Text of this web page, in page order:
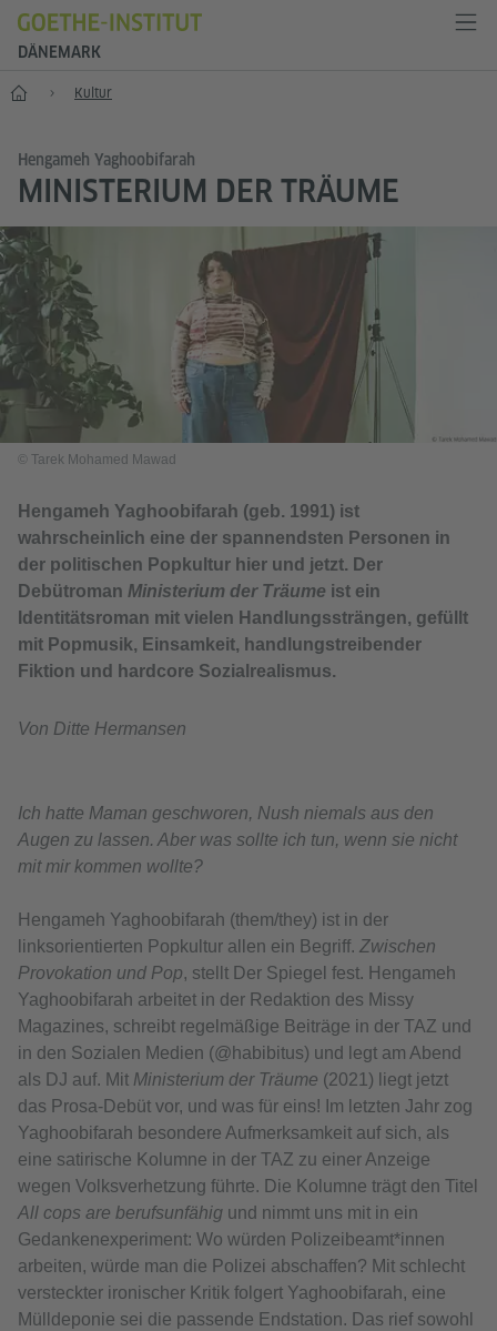
DÄNEMARK
Start Kultur
Hengameh Yaghoobifarah
MINISTERIUM DER TRÄUME
© Tarek Mohamed Mawad
Hengameh Yaghoobifarah (geb. 1991) ist
wahrscheinlich eine der spannendsten Personen in
der politischen Popkultur hier und jetzt. Der
Debütroman Ministerium der Träume ist ein
Identitätsroman mit vielen Handlungssträngen, gefüllt
mit Popmusik, Einsamkeit, handlungstreibender
Fiktion und hardcore Sozialrealismus.
Von Ditte Hermansen
Ich hatte Maman geschworen, Nush niemals aus den
Augen zu lassen. Aber was sollte ich tun, wenn sie nicht
mit mir kommen wollte?
Hengameh Yaghoobifarah (them/they) ist in der
linksorientierten Popkultur allen ein Begriff. Zwischen
Provokation und Pop, stellt Der Spiegel fest. Hengameh
Yaghoobifarah arbeitet in der Redaktion des Missy
Magazines, schreibt regelmäßige Beiträge in der TAZ und
in den Sozialen Medien (@habibitus) und legt am Abend
als DJ auf. Mit Ministerium der Träume (2021) liegt jetzt
das Prosa-Debüt vor, und was für eins! Im letzten Jahr zog
Yaghoobifarah besondere Aufmerksamkeit auf sich, als
eine satirische Kolumne in der TAZ zu einer Anzeige
wegen Volksverhetzung führte. Die Kolumne trägt den Titel
All cops are berufsunfähig und nimmt uns mit in ein
Gedankenexperiment: Wo würden Polizeibeamt*innen
arbeiten, würde man die Polizei abschaffen? Mit schlecht
versteckter ironischer Kritik folgert Yaghoobifarah, eine
Mülldeponie sei die passende Endstation. Das rief sowohl